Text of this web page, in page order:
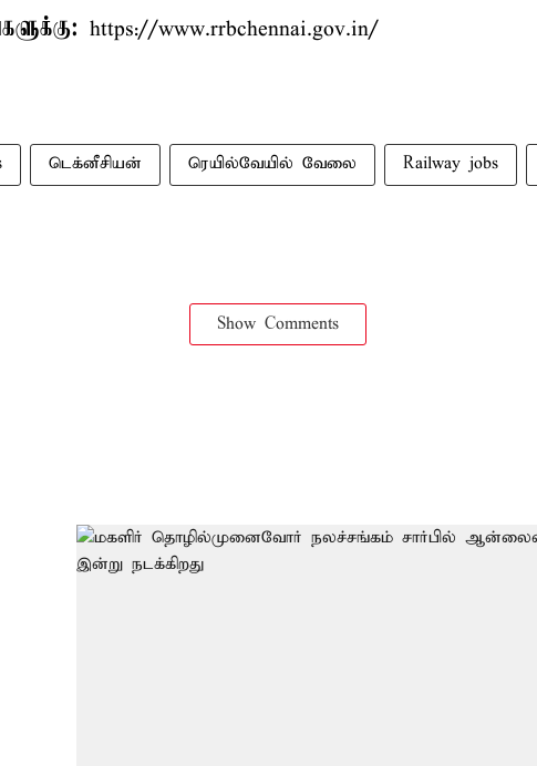
https://www.rrbchennai.gov.in/
டெக்னீசியன் ரெயில்வேயில் வேலை Railway jobs
Show Comments